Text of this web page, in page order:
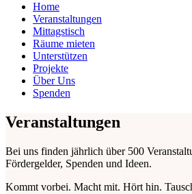
Home
Veranstaltungen
Mittagstisch
Räume mieten
Unterstützen
Projekte
Über Uns
Spenden
Veranstaltungen
Bei uns finden jährlich über 500
Fördergelder, Spenden und Ideen.
Kommt vorbei. Macht mit. Hört hin.